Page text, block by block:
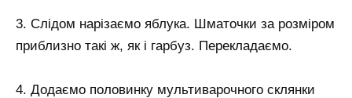
3. Слідом нарізаємо яблука. Шматочки за розміром
приблизно такі ж, як і гарбуз. Перекладаємо.
4. Додаємо половинку мультиварочного склянки